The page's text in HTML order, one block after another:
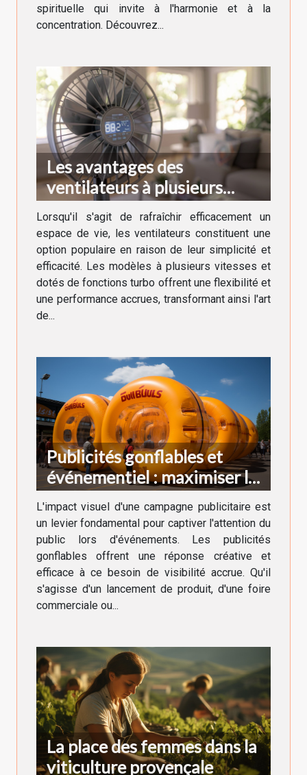
spirituelle qui invite à l'harmonie et à la
concentration. Découvrez...
Les avantages des
ventilateurs à plusieurs
vitesses et fonctions turbo
Lorsqu'il s'agit de rafraîchir efficacement un
espace de vie, les ventilateurs constituent une
option populaire en raison de leur simplicité et
efficacité. Les modèles à plusieurs vitesses et
dotés de fonctions turbo offrent une flexibilité et
une performance accrues, transformant ainsi l'art
de...
Publicités gonflables et
événementiel : maximiser la
visibilité
L'impact visuel d'une campagne publicitaire est
un levier fondamental pour captiver l'attention du
public lors d'événements. Les publicités
gonflables offrent une réponse créative et
efficace à ce besoin de visibilité accrue. Qu'il
s'agisse d'un lancement de produit, d'une foire
commerciale ou...
La place des femmes dans la
viticulture provençale